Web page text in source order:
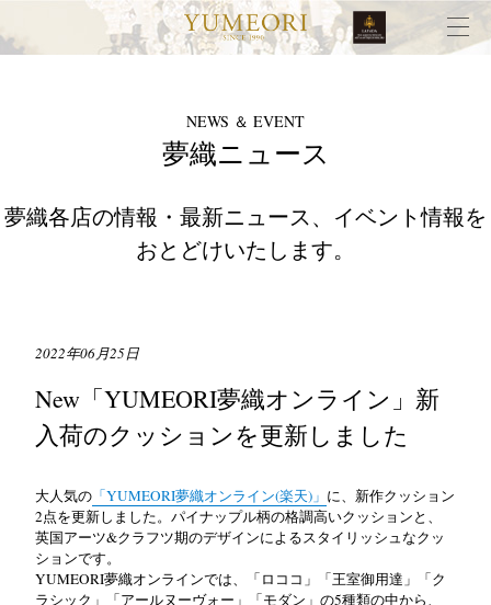
NEWS ＆ EVENT
夢織ニュース
夢織各店の情報・最新ニュース、イベント情報を
おとどけいたします。
2022年06月25日
New「YUMEORI夢織オンライン」新
入荷のクッションを更新しました
大人気の 「YUMEORI夢織オンライン(楽天) 」 に、新作クッション
2点を更新しました。パイナップル柄の格調高いクッションと、
英国アーツ&クラフツ期のデザインによるスタイリッシュなクッ
ションです。
YUMEORI夢織オンラインでは、「ロココ」「王室御用達」「ク
ラシック」「アールヌーヴォー」「モダン」の5種類の中から、